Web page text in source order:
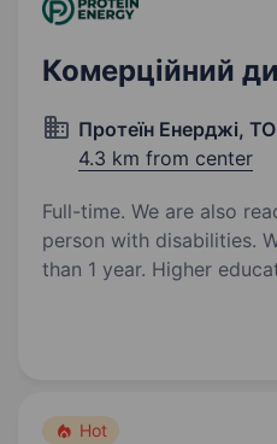
Комерційний
Протеїн Енерджі,
4.3 km from center
Full-time. We are also
person with disabilities.
than 1 year. Higher education. Ми
роботи та великим
Hot